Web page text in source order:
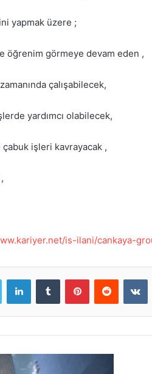
yapmak üzere ;
öğrenim görmeye devam eden ,
çalışabilecek,
yardımcı olabilecek,
işleri kavrayacak ,
is-ilani/cankaya-